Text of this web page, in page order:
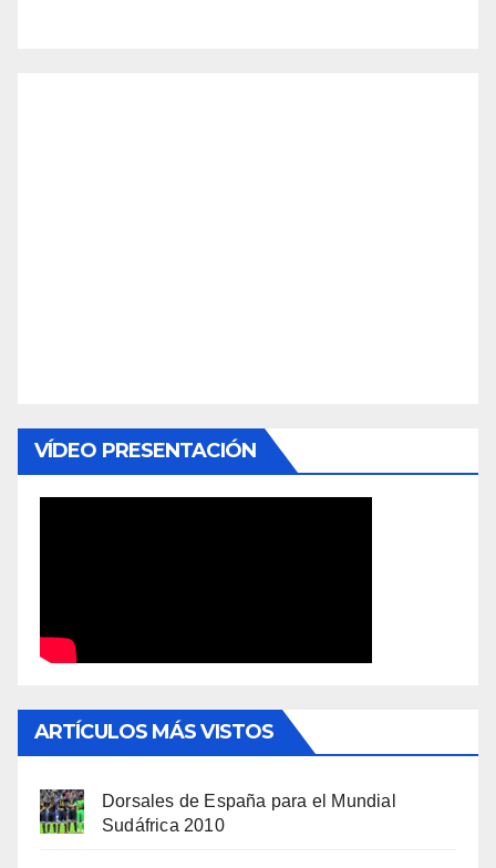
VÍDEO PRESENTACIÓN
ARTÍCULOS MÁS VISTOS
Dorsales de España para el Mundial
Sudáfrica 2010